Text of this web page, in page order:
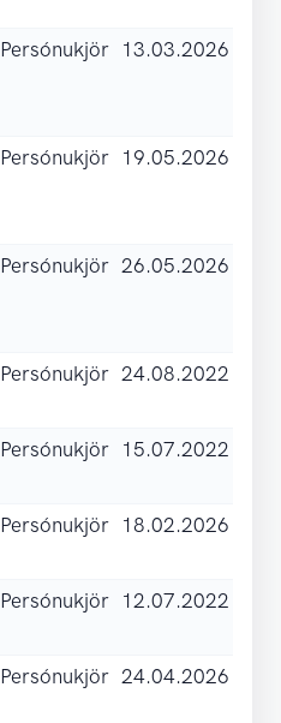
Persónukjör 13.03.2026
Persónukjör 19.05.2026
Persónukjör 26.05.2026
Persónukjör 24.08.2022
Persónukjör 15.07.2022
Persónukjör 18.02.2026
Persónukjör 12.07.2022
Persónukjör 24.04.2026